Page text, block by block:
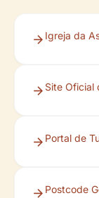
Igreja da
Site Oficial
Portal de
Postcode